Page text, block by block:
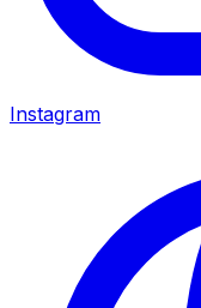
Instagram